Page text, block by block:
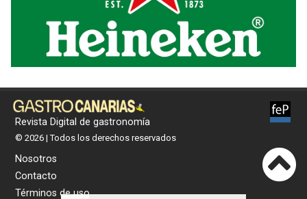
Revista Digital de gastronomía
© 2026 | Todos los derechos reservados
Nosotros
Contacto
Términos de uso